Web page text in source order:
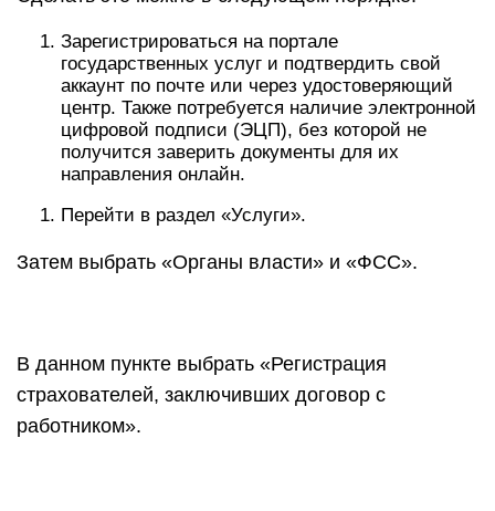
Зарегистрироваться на портале
государственных услуг и подтвердить свой
аккаунт по почте или через удостоверяющий
центр. Также потребуется наличие электронной
цифровой подписи (ЭЦП), без которой не
получится заверить документы для их
направления онлайн.
Перейти в раздел «Услуги».
Затем выбрать «Органы власти» и «ФСС».
В данном пункте выбрать «Регистрация
страхователей, заключивших договор с
работником».